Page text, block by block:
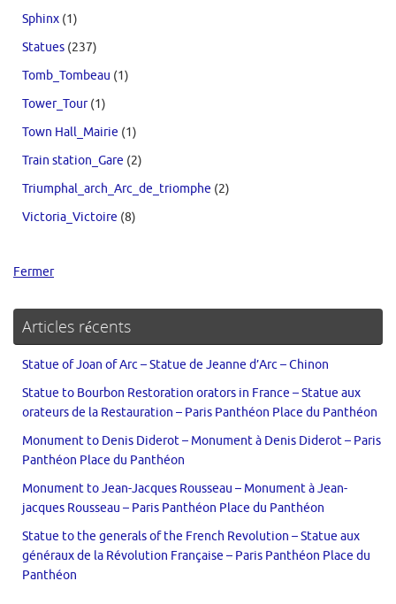
Sphinx (1)
Statues (237)
Tomb_Tombeau (1)
Tower_Tour(1)
Town Hall_Mairie (1)
Train station_Gare (2)
Triumphal_arch_Arc_de_triomphe (2)
Victoria_Victoire (8)
Fermer
Articles récents
Statue of Joan of Arc – Statue de Jeanne d’Arc – Chinon
Statue to Bourbon Restoration orators in France – Statue aux
orateurs de la Restauration – Paris Panthéon Place du Panthéon
Monument to Denis Diderot – Monument à Denis Diderot – Paris
Panthéon Place du Panthéon
Monument to Jean-Jacques Rousseau – Monument à Jean-
jacques Rousseau – Paris Panthéon Place du Panthéon
Statue to the generals of the French Revolution – Statue aux
généraux de la Révolution Française – Paris Panthéon Place du
Panthéon